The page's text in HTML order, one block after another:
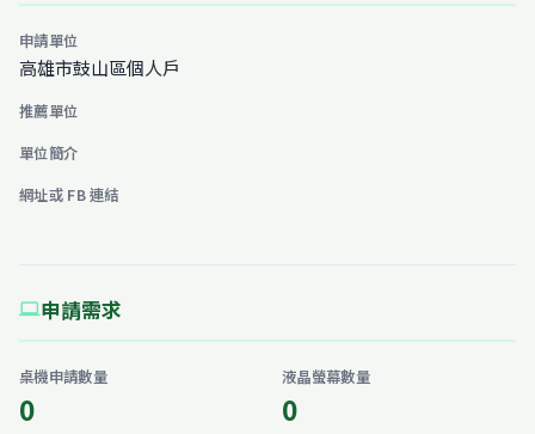
申請單位
高雄市鼓山區個人戶
推薦單位
單位簡介
網址或 FB 連結
computer申請需求
桌機申請數量
0
液晶螢幕數量
0